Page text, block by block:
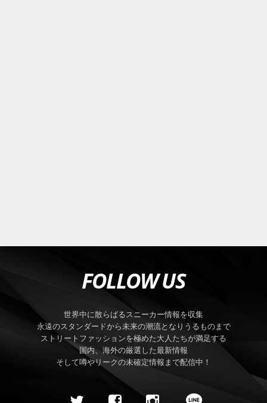
FOLLOW US
世界中に散らばるスニーカー情報を収集
永遠のスタンダードから未来の潮流となりうるものまで
ストリートファッションを極めた大人たちが満足する
国内、海外の厳選した最新情報
そして噂やリークの未確定情報まで配信中！